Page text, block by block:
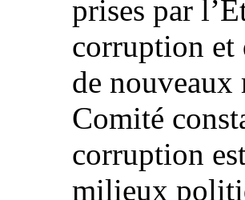
prises par
corruption et
de nouveaux
Comité
corruption
milieux